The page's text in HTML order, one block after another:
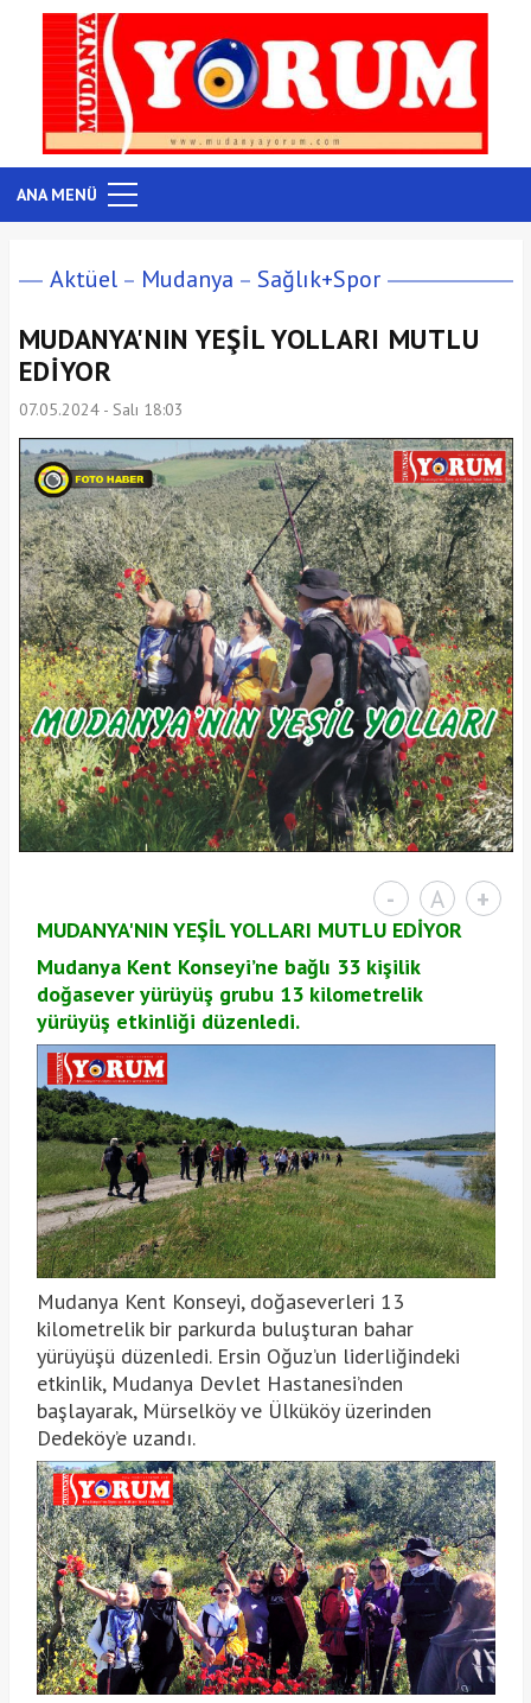
ANA MENÜ
Aktüel Mudanya Sağlık+Spor
MUDANYA'NIN YEŞİL YOLLARI MUTLU
EDİYOR
07.05.2024 - Salı 18:03
- A +
MUDANYA'NIN YEŞİL YOLLARI MUTLU EDİYOR
Mudanya Kent Konseyi’ne bağlı 33 kişilik
doğasever yürüyüş grubu 13 kilometrelik
yürüyüş etkinliği düzenledi.
Mudanya Kent Konseyi, doğaseverleri 13
kilometrelik bir parkurda buluşturan bahar
yürüyüşü düzenledi. Ersin Oğuz’un liderliğindeki
etkinlik, Mudanya Devlet Hastanesi’nden
başlayarak, Mürselköy ve Ülküköy üzerinden
Dedeköy’e uzandı.